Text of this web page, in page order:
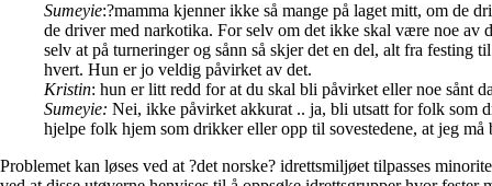
Sumeyie:?mamma kjenner ikke så mange på laget mitt, om de
de driver med narkotika. For selv om det ikke skal være noe av
selv at på turneringer og sånn så skjer det en del, alt fra festing
hvert. Hun er jo veldig påvirket av det.
Kristin: hun er litt redd for at du skal bli påvirket eller noe sånt
Sumeyie: Nei, ikke påvirket akkurat .. ja, bli utsatt for folk som
hjelpe folk hjem som drikker eller opp til sovestedene, at jeg må
Problemet kan løses ved at ?det norske? idrettsmiljøet tilpasses